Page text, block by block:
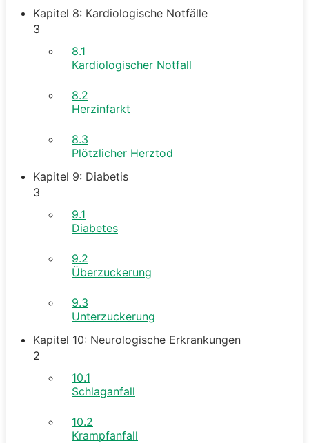
Kapitel 8: Kardiologische Notfälle
3
8.1
Kardiologischer Notfall
8.2
Herzinfarkt
8.3
Plötzlicher Herztod
Kapitel 9: Diabetis
3
9.1
Diabetes
9.2
Überzuckerung
9.3
Unterzuckerung
Kapitel 10: Neurologische Erkrankungen
2
10.1
Schlaganfall
10.2
Krampfanfall